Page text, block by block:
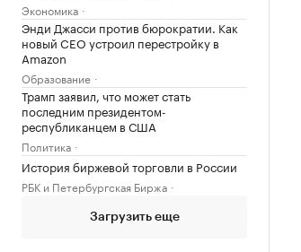
Экономика
Энди Джасси против бюрократии. Как
новый CEO устроил перестройку в
Amazon
Образование
Трамп заявил, что может стать
последним президентом-
республиканцем в США
Политика
История биржевой торговли в России
РБК и Петербургская Биржа
Загрузить еще